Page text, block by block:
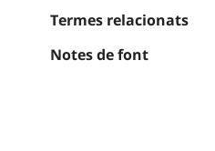
Termes relacionats
Notes de font